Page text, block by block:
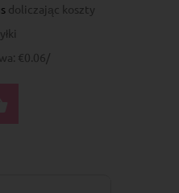
doliczając koszty
€0.06/